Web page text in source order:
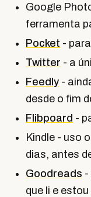
Google
ferramenta
Pocket -
Twitter - a
Feedly -
desde o fim
Flibpoard -
Kindle - uso
dias, antes
Goodreads -
que li e estou